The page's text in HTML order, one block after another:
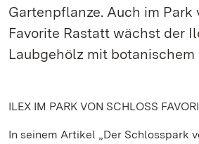
Gartenpflanze. Auch im Park
Favorite Rastatt wächst der
Laubgehölz mit botanischem
ILEX IM PARK VON SCHLOSS
In seinem Artikel „Der Schlosspark